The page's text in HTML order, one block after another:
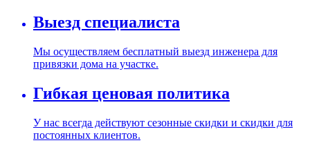
Выезд специалиста
Мы осуществляем бесплатный выезд инженера для
привязки дома на участке.
Гибкая ценовая политика
У нас всегда действуют сезонные скидки и скидки для
постоянных клиентов.